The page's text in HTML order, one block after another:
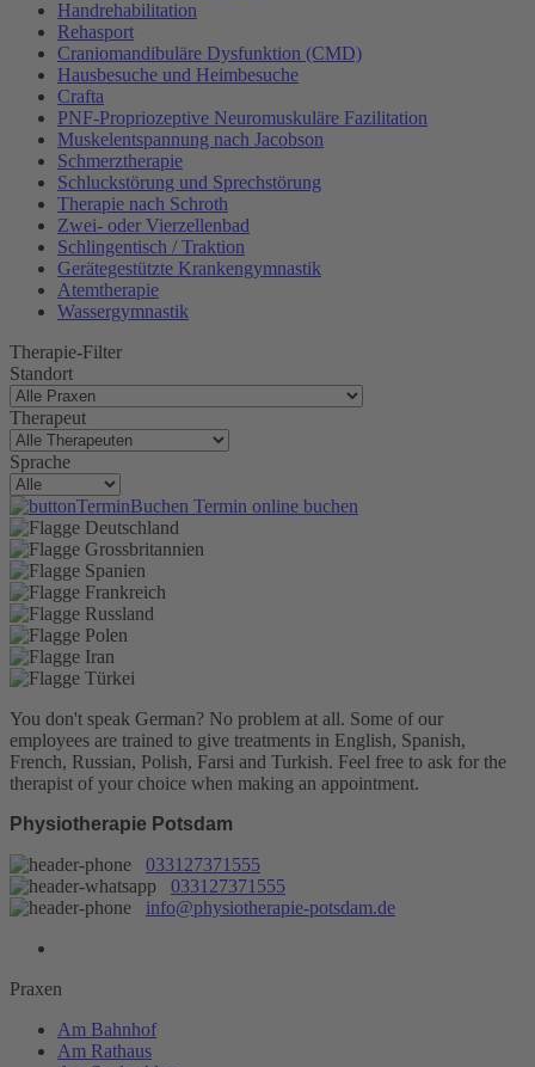
Handrehabilitation
Rehasport
Craniomandibuläre Dysfunktion (CMD)
Hausbesuche und Heimbesuche
Crafta
PNF-Propriozeptive Neuromuskuläre Fazilitation
Muskelentspannung nach Jacobson
Schmerztherapie
Schluckstörung und Sprechstörung
Therapie nach Schroth
Zwei- oder Vierzellenbad
Schlingentisch / Traktion
Gerätegestützte Krankengymnastik
Atemtherapie
Wassergymnastik
Therapie-Filter
Standort
Therapeut
Sprache
Termin online buchen
You don't speak German? No problem at all. Some of our
employees are trained to give treatments in English, Spanish,
French, Russian, Polish, Farsi and Turkish. Feel free to ask for the
therapist of your choice when making an appointment.
Physiotherapie Potsdam
033127371555
033127371555
info@physiotherapie-potsdam.de
Praxen
Am Bahnhof
Am Rathaus